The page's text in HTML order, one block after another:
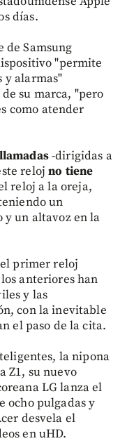
días.
de Samsung
"permite
y alarmas"
su marca, "pero
como atender
-dirigidas a
relojno tiene
reloj a la oreja,
un
y un altavoz en la
primer reloj
anteriores han
y las
con la inevitable
el paso de la cita.
la nipona
Z1, su nuevo
LG lanza el
ocho pulgadas y
desvela el
en uHD.